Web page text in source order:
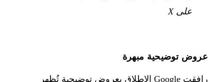
على X
عروض توضيحية مبهرة
رافقت Google الإطلاق بعروض توضيحية تُظهر